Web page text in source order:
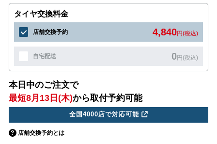
タイヤ交換料金
店舗交換予約 4,840円(税込)
自宅配送 0円(税込)
本日中のご注文で
最短8月13日(木)から取付予約可能
全国4000店で対応可能
店舗交換予約とは